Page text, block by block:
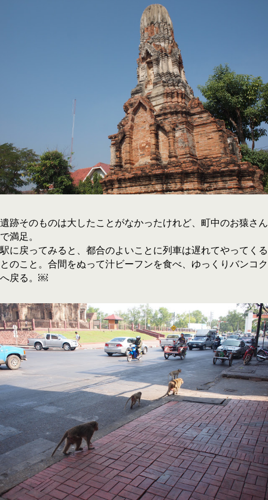
遺跡そのものは大したことがなかったけれど、町中のお猿さん
で満足。
駅に戻ってみると、都合のよいことに列車は遅れてやってくる
とのこと。合間をぬって汁ビーフンを食べ、ゆっくりバンコク
へ戻る。￼